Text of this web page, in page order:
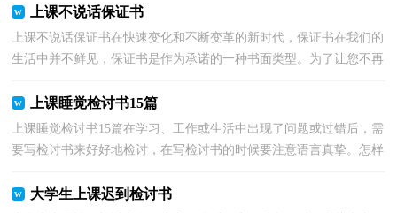
上课不说话保证书
上课不说话保证书在快速变化和不断变革的新时代，保证书在我们的
生活中并不鲜见，保证书是作为承诺的一种书面类型。为了让您不再
上课睡觉检讨书15篇
上课睡觉检讨书15篇在学习、工作或生活中出现了问题或过错后，需
要写检讨书来好好地检讨，在写检讨书的时候要注意语言真挚。怎样
大学生上课迟到检讨书